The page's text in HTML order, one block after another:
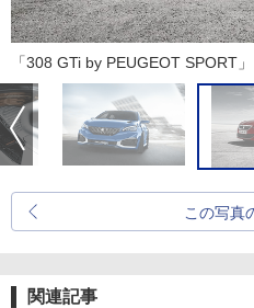
「308 GTi by PEUGEOT SPORT」
この写真
関連記事